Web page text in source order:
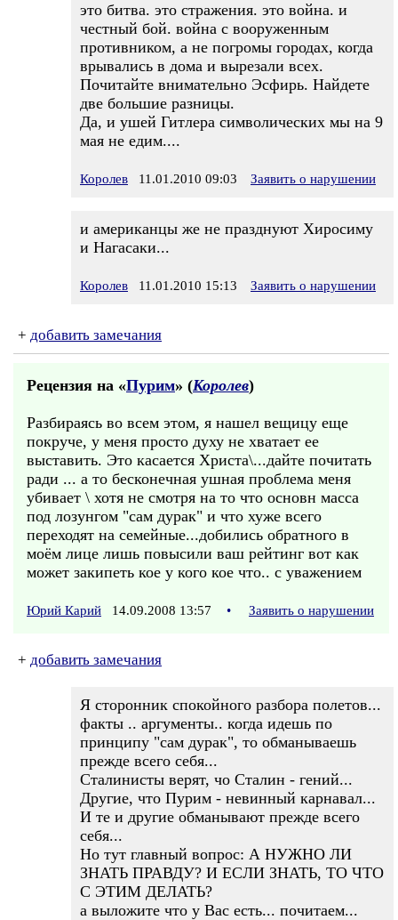
это битва. это стражения. это война. и
честный бой. война с вооруженным
противником, а не погромы городах, когда
врывались в дома и вырезали всех.
Почитайте внимательно Эсфирь. Найдете
две большие разницы.
Да, и ушей Гитлера символических мы на 9
мая не едим....
Королев 11.01.2010 09:03 Заявить о нарушении
и американцы же не празднуют Хиросиму
и Нагасаки...
Королев 11.01.2010 15:13 Заявить о нарушении
+ добавить замечания
Рецензия на «Пурим» (Королев)
Разбираясь во всем этом, я нашел вещицу еще
покруче, у меня просто духу не хватает ее
выставить. Это касается Христа\...дайте почитать
ради ... а то бесконечная ушная проблема меня
убивает \ хотя не смотря на то что основн масса
под лозунгом "сам дурак" и что хуже всего
переходят на семейные...добились обратного в
моём лице лишь повысили ваш рейтинг вот как
может закипеть кое у кого кое что.. с уважением
Юрий Карий 14.09.2008 13:57 • Заявить о нарушении
+ добавить замечания
Я сторонник спокойного разбора полетов...
факты .. аргументы.. когда идешь по
принципу "сам дурак", то обманываешь
прежде всего себя...
Сталинисты верят, чо Сталин - гений...
Другие, что Пурим - невинный карнавал...
И те и другие обманывают прежде всего
себя...
Но тут главный вопрос: А НУЖНО ЛИ
ЗНАТЬ ПРАВДУ? И ЕСЛИ ЗНАТЬ, ТО ЧТО
С ЭТИМ ДЕЛАТЬ?
а выложите что у Вас есть... почитаем...